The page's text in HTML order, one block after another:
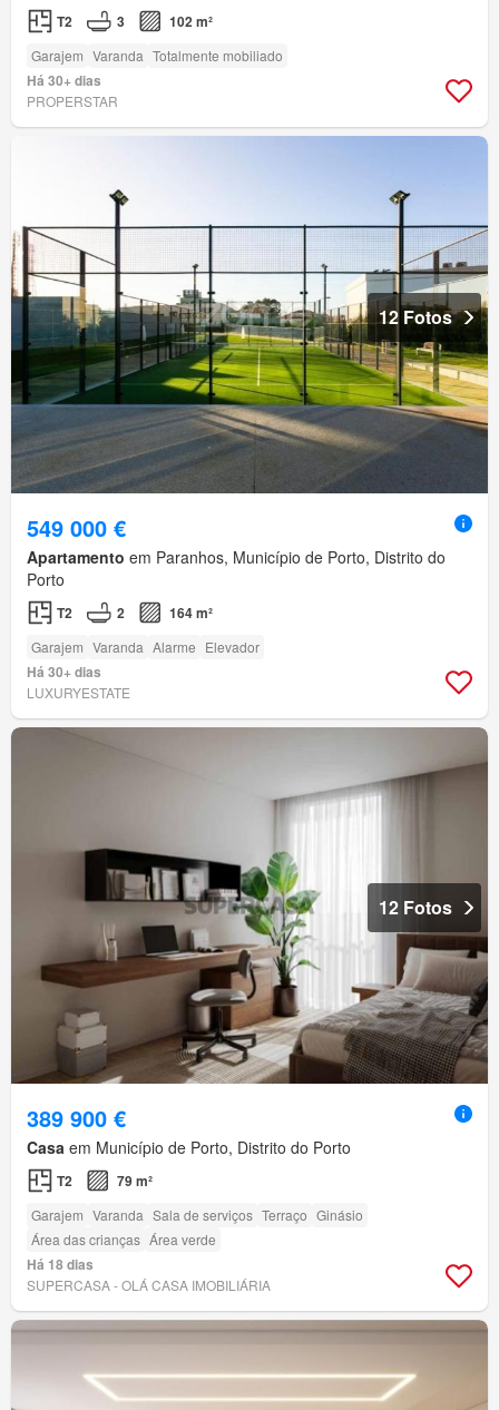
T2 3 102 m²
Garajem Varanda Totalmente mobiliado
Há 30+ dias
PROPERSTAR
12 Fotos
549 000 €
Apartamento em Paranhos, Município de Porto, Distrito do
Porto
T2 2 164 m²
Garajem Varanda Alarme Elevador
Há 30+ dias
LUXURYESTATE
12 Fotos
389 900 €
Casa em Município de Porto, Distrito do Porto
T2 79 m²
Garajem Varanda Sala de serviços Terraço Ginásio
Área das crianças Área verde
Há 18 dias
SUPERCASA - OLÁ CASA IMOBILIÁRIA